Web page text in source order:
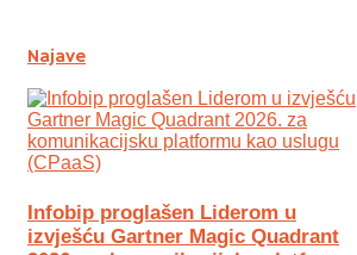
Najave
Infobip proglašen Liderom u
izvješću Gartner Magic Quadrant